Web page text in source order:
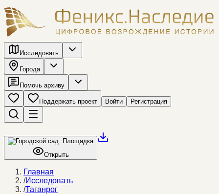
Исследовать
Города
Помочь архиву
Поддержать проект Войти Регистрация
Открыть
Главная
/Исследовать
/Таганрог